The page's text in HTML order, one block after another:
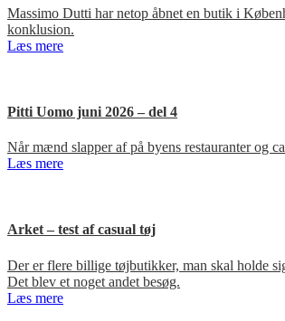
Massimo Dutti har netop åbnet en butik i
konklusion.
Læs mere
Pitti Uomo juni 2026 – del 4
Når mænd slapper af på byens restauranter og
Læs mere
Arket – test af casual tøj
Der er flere billige tøjbutikker, man skal holde
Det blev et noget andet besøg.
Læs mere